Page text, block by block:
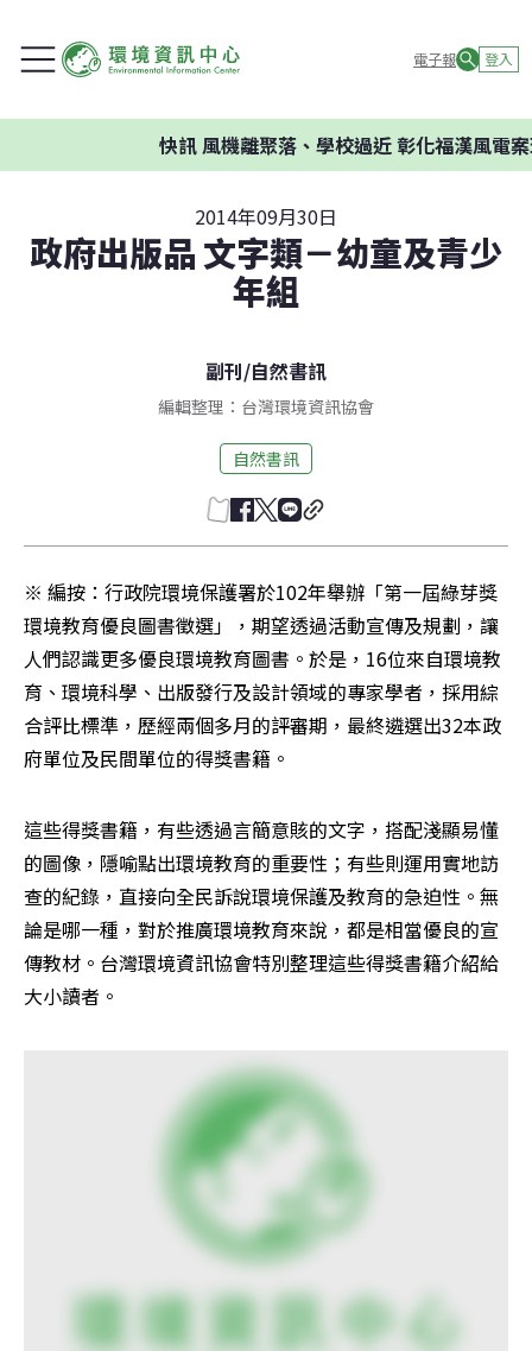
電子報 登入
風機離聚落、學校過近 彰化福漢風電案環委
2014年09月30日
政府出版品 文字類－幼童及青少
年組
副刊/自然書訊
編輯整理：台灣環境資訊協會
自然書訊
※ 編按：行政院環境保護署於102年舉辦「第一屆綠芽獎
環境教育優良圖書徵選」，期望透過活動宣傳及規劃，讓
人們認識更多優良環境教育圖書。於是，16位來自環境教
育、環境科學、出版發行及設計領域的專家學者，採用綜
合評比標準，歷經兩個多月的評審期，最終遴選出32本政
府單位及民間單位的得獎書籍。
這些得獎書籍，有些透過言簡意賅的文字，搭配淺顯易懂
的圖像，隱喻點出環境教育的重要性；有些則運用實地訪
查的紀錄，直接向全民訴說環境保護及教育的急迫性。無
論是哪一種，對於推廣環境教育來說，都是相當優良的宣
傳教材。台灣環境資訊協會特別整理這些得獎書籍介紹給
大小讀者。